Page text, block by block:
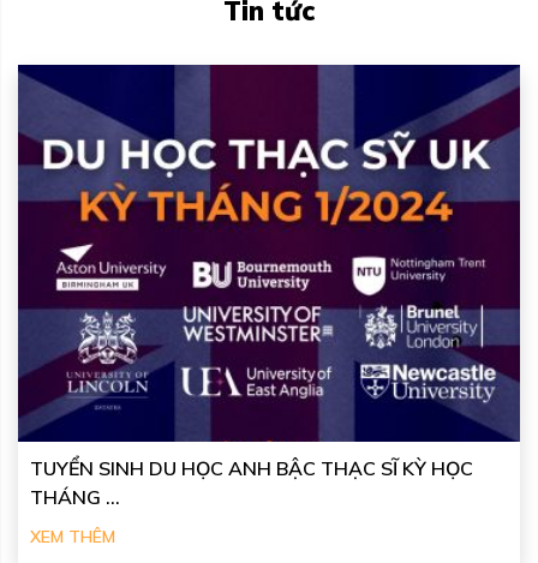
Tin tức
TUYỂN SINH DU HỌC ANH BẬC THẠC SĨ KỲ HỌC
THÁNG ...
XEM THÊM